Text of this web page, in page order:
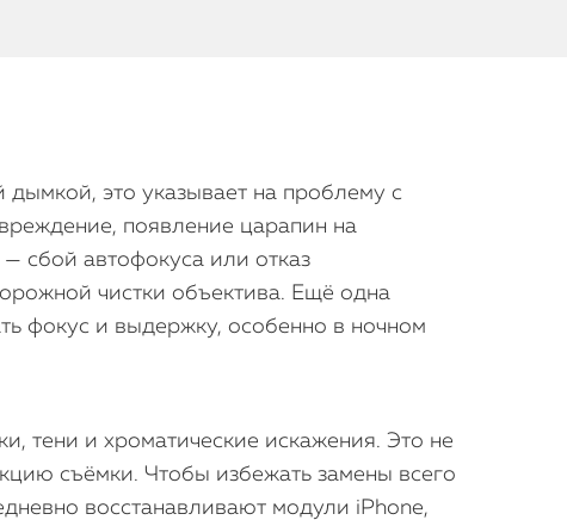
дымкой, это указывает на проблему с
появление царапин на
сбой автофокуса или отказ
чистки объектива. Ещё одна
фокус и выдержку, особенно в ночном
тени и хроматические искажения. Это не
съёмки. Чтобы избежать замены всего
восстанавливают модули iPhone,